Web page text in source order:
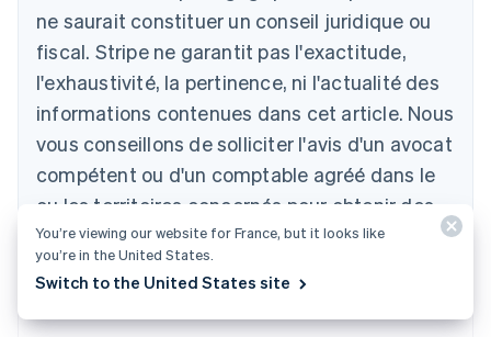
ne saurait constituer un conseil juridique ou
fiscal. Stripe ne garantit pas l'exactitude,
l'exhaustivité, la pertinence, ni l'actualité des
informations contenues dans cet article. Nous
vous conseillons de solliciter l'avis d'un avocat
compétent ou d'un comptable agréé dans le
ou les territoires concernés pour obtenir des
conseils adaptés à votre situation.
Belgique
Nederlands FrançaisDeutsch English
Brésil
PortuguêsEnglish
English
Canada
English Français
Chine continentale
简体中文English
Chypre
English
Croatie
Danemark
You’re viewing our website for France, but it looks like
you’re in the United States.
Switch to the United States site